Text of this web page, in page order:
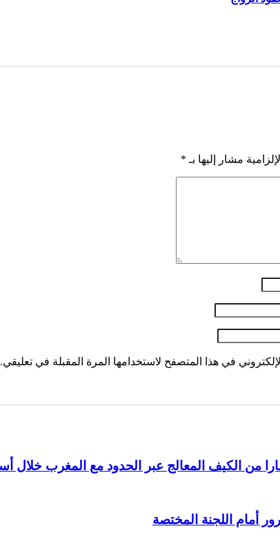
مشار إليها بـ *
في هذا المتصفح لاستخدامها المرة المقبلة في تعليقي.
أمام اللجنة المختصة